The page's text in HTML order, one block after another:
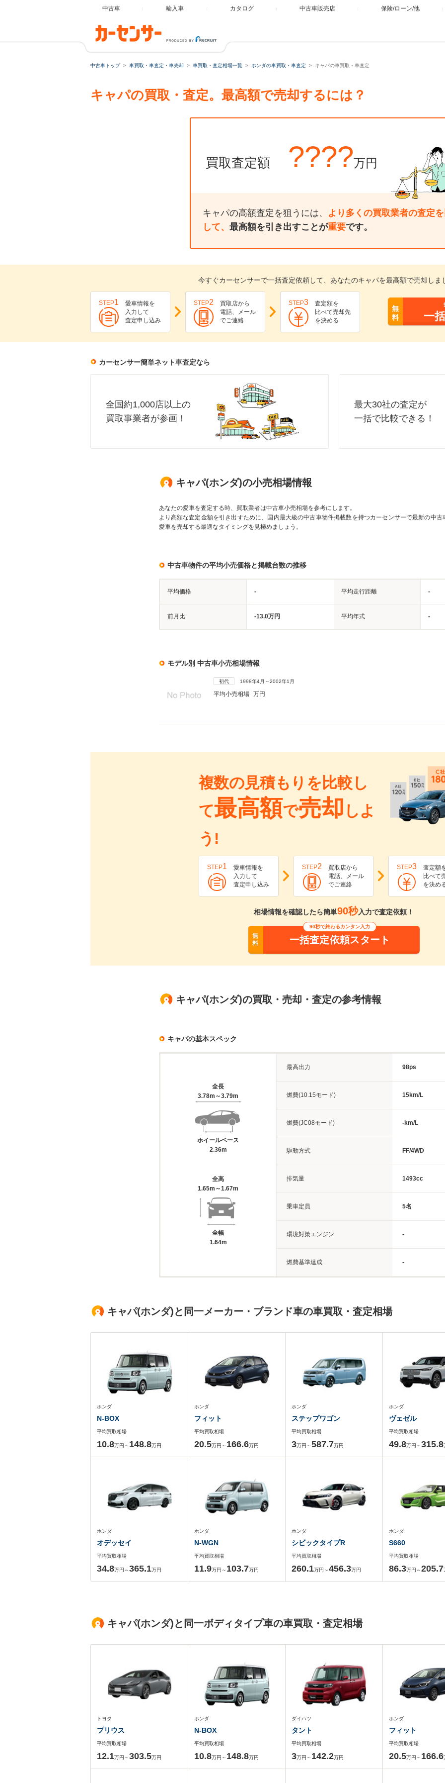
中古車 輸入車 カタログ 中古車販売店 保険/ローン/他
中古車トップ 車買取・車査定・車売却 車買取・査定相場一覧 ホンダの車買取・車査定 キャパの車買取・車査定
キャパの買取・査定。最高額で売却するには？
買取査定額 ????万円
キャパの高額査定を狙うには、 より多くの買取業者の査定
して、 最高額を引き出すことが重要です。
今すぐカーセンサーで一括査定依頼して、あなたのキャパを最高額で売却しま
STEP1
愛車情報を
入力して
査定申し込み
STEP2
買取店から
電話、メール
でご連絡
STEP3
査定額を
比べて売却先
を決める
無
料
一
カーセンサー簡単ネット車査定なら
全国約1,000店以上の
買取事業者が参画！
最大30社の査定が
一括で比較できる！
キャパ(ホンダ)の小売相場情報
あなたの愛車を査定する時、買取業者は中古車小売相場を参考にします。
より高額な査定金額を引き出すために、国内最大級の中古車物件掲載数を持つカーセンサーで最新の中古
愛車を売却する最適なタイミングを見極めましょう。
中古車物件の平均小売価格と掲載台数の推移
平均価格 - 平均走行距離 -
前月比 -13.0万円 平均年式 -
モデル別 中古車小売相場情報
初代 1998年4月～2002年1月
平均小売相場 万円
複数の見積もりを比較し
て最高額で売却 しよ
う!
STEP1
愛車情報を
入力して
査定申し込み
STEP2
買取店から
電話、メール
でご連絡
STEP3
査定額
比べて
を決め
相場情報を確認したら簡単90秒入力で査定依頼！
無
料
90秒で終わるカンタン入力
一括査定依頼スタート
キャパ(ホンダ)の買取・売却・査定の参考情報
キャパの基本スペック
全長
3.78m～3.79m
ホイールベース
2.36m
全高
1.65m～1.67m
全幅
1.64m
最高出力 98ps
燃費(10.15モード) 15km/L
燃費(JC08モード) -km/L
駆動方式 FF/4WD
排気量 1493cc
乗車定員 5名
環境対策エンジン -
燃費基準達成 -
キャパ(ホンダ)と同一メーカー・ブランド車の車買取・査定相場
ホンダ
N-BOX
平均買取相場
10.8万円～ 148.8万円
ホンダ
フィット
平均買取相場
20.5万円～ 166.6万円
ホンダ
ステップワゴン
平均買取相場
3万円～587.7万円
ホンダ
ヴェゼル
平均買取相場
49.8万円～315.8
ホンダ
オデッセイ
平均買取相場
34.8万円～365.1万円
ホンダ
N-WGN
平均買取相場
11.9万円～ 103.7万円
ホンダ
シビックタイプR
平均買取相場
260.1万円～456.3万円
ホンダ
S660
平均買取相場
86.3万円～205.7
キャパ(ホンダ)と同一ボディタイプ車の車買取・査定相場
トヨタ
プリウス
平均買取相場
12.1万円～303.5万円
ホンダ
N-BOX
平均買取相場
10.8万円～ 148.8万円
ダイハツ
タント
平均買取相場
3万円～ 142.2万円
ホンダ
フィット
平均買取相場
20.5万円～ 166.6